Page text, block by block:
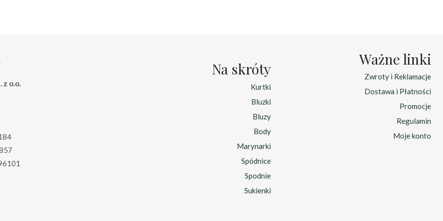
z o.o.
Na skróty
Kurtki
Bluzki
Bluzy
Body
Marynarki
Spódnice
Spodnie
Sukienki
Ważne linki
Zwroty i Reklamacje
Dostawa i Płatności
Promocje
Regulamin
Moje konto